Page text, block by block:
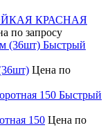
КРАСНАЯ
по запросу
Быстрый
Цена по
Быстрый
150 Цена по